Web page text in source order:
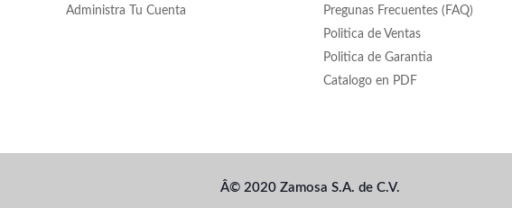
Administra Tu Cuenta
Pregunas Frecuentes (FAQ)
Politica de Ventas
Politica de Garantia
Catalogo en PDF
Â© 2020 Zamosa S.A. de C.V.